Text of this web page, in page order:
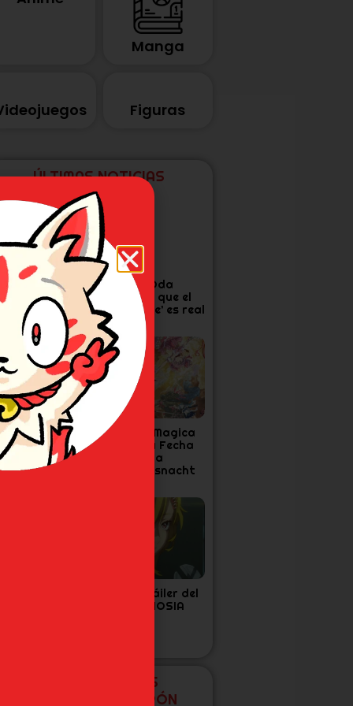
Manga
Figuras
ÚLTIMAS NOTICIAS
Khara
corto por
los 30 años de
Evangelion
Eiichiro Oda
confirma que el
‘One Piece’ es real
Cuarta
de
confirma
y Tráiler
Madoka Magica
Confirma Fecha
Final para
Walpurgisnacht
Nuevo tráiler del
anime GNOSIA
NUEVAS FIGURAS
EXCLUSIVAS DE JAPÓN